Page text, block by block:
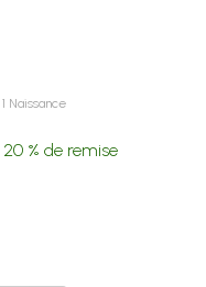
1 Naissance
20 % de remise